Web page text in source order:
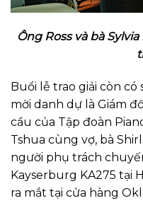
Ông Ross và bà
Buổi lễ trao giải còn
mời danh dự là Giám
cầu của Tập đoàn
Tshua cùng vợ, bà
người phụ trách
Kayserburg KA275 tại
ra mắt tại cửa hàng